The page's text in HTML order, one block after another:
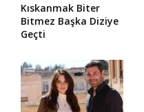
Kıskanmak Biter
Bitmez Başka Diziye
Geçti